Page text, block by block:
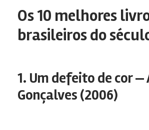
Os 10 melhores
brasileiros do
1. Um defeito de cor —
Gonçalves (2006)